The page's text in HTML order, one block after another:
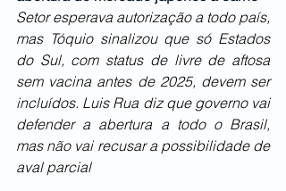
Setor esperava autorização a todo país,
mas Tóquio sinalizou que só Estados
do Sul, com status de livre de aftosa
sem vacina antes de 2025, devem ser
incluídos. Luis Rua diz que governo vai
defender a abertura a todo o Brasil,
mas não vai recusar a possibilidade de
aval parcial